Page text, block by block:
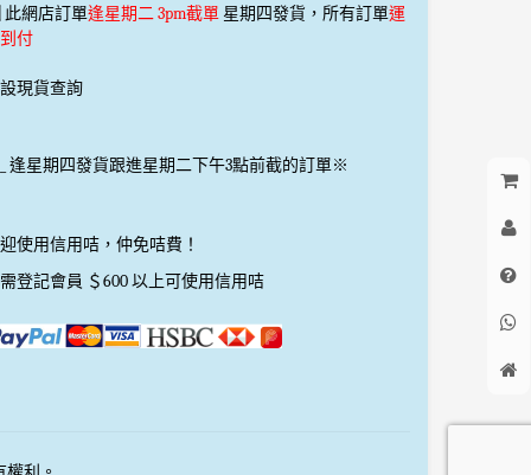
此網店訂單逢星期二 3pm截單 星期四發貨，所有訂單運
付
現貨查詢
逢星期四發貨跟進星期二下午3點前截的訂單※
使用信用咭，仲免咭費！
登記會員 ＄600 以上可使用信用咭